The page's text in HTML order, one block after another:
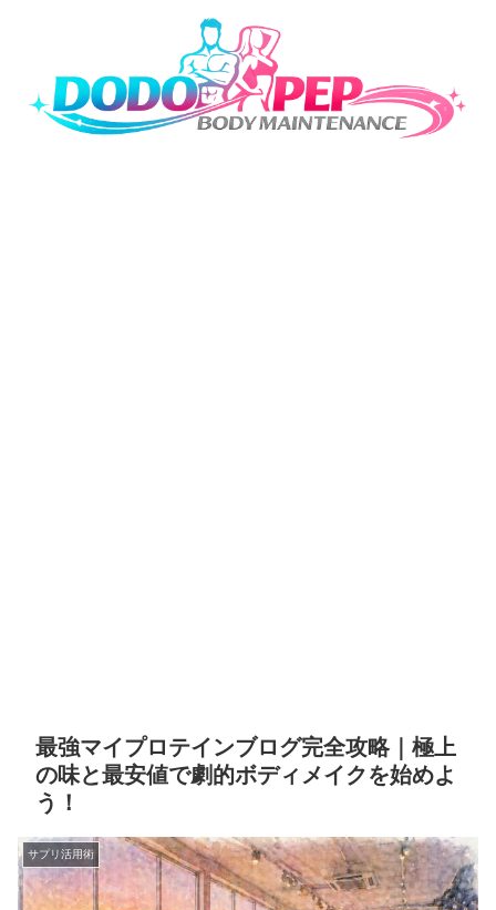
最強マイプロテインブログ完全攻略｜極上
の味と最安値で劇的ボディメイクを始めよ
う！
サプリ活用術